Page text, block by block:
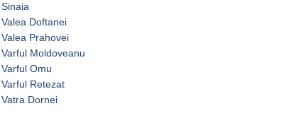
Sinaia
Valea Doftanei
Valea Prahovei
Varful Moldoveanu
Varful Omu
Varful Retezat
Vatra Dornei